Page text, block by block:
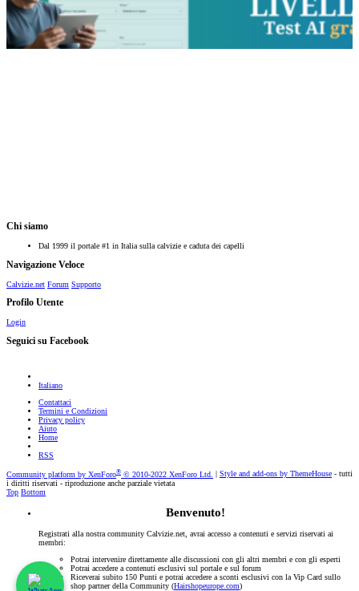
Chi siamo
Dal 1999 il portale #1 in Italia sulla calvizie e caduta dei capelli
Navigazione Veloce
Calvizie.net Forum Supporto
Profilo Utente
Login
Seguici su Facebook
Italiano
Contattaci
Termini e Condizioni
Privacy policy
Aiuto
Home
RSS
Community platform by XenForo® © 2010-2022 XenForo Ltd. Style and add-ons by ThemeHouse - tutti
i diritti riservati - riproduzione anche parziale vietata
Top Bottom
Benvenuto!
Registrati alla nostra community Calvizie.net, avrai accesso a contenuti e servizi riservati ai
membri:
Potrai intervenire direttamente alle discussioni con gli altri membri e con gli esperti
Potrai accedere a contenuti esclusivi sul portale e sul forum
Riceverai subito 150 Punti e potrai accedere a sconti esclusivi con la Vip Card sullo
shop partner della Community (Hairshopeurope.com)